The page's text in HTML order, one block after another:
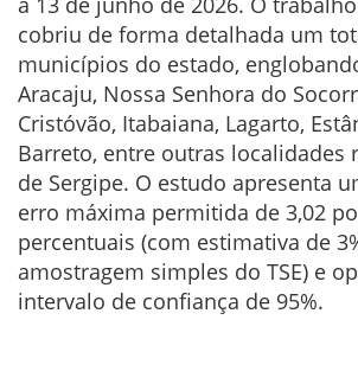
cobriu de forma detalhada um
municípios do estado,
Aracaju, Nossa Senhora do
Cristóvão, Itabaiana, Lagarto,
Barreto, entre outras localidades
de Sergipe. O estudo apresenta
erro máxima permitida de 3,02
percentuais (com estimativa de
amostragem simples do TSE) e
intervalo de confiança de 95%.